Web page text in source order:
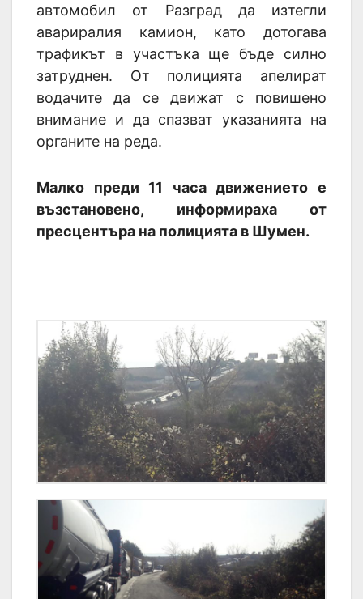
автомобил от Разград да изтегли
авариралия камион, като дотогава
трафикът в участъка ще бъде силно
затруднен. От полицията апелират
водачите да се движат с повишено
внимание и да спазват указанията на
органите на реда.
Малко преди 11 часа движението е
възстановено, информираха от
пресцентъра на полицията в Шумен.